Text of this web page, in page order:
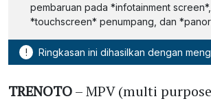
pembaruan pada *infotainment
*touchscreen* penumpang, dan
! Ringkasan ini dihasilkan dengan
TRENOTO– MPV (multi